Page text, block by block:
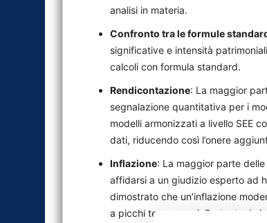
analisi in materia.
Confronto tra le formule
significative e intensità
calcoli con formula standard.
Rendicontazione: La maggior
segnalazione quantitativa per i
modelli armonizzati a livello SEE
dati, riducendo così l’onere
Inflazione: La maggior parte
affidarsi a un giudizio esperto ad
dimostrato che un’inflazione
a picchi temporanei. Pertanto, le